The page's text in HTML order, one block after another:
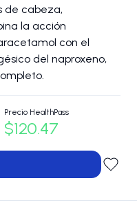
de cabeza,
la acción
con el
del naproxeno,
Precio HealthPass
$120.47